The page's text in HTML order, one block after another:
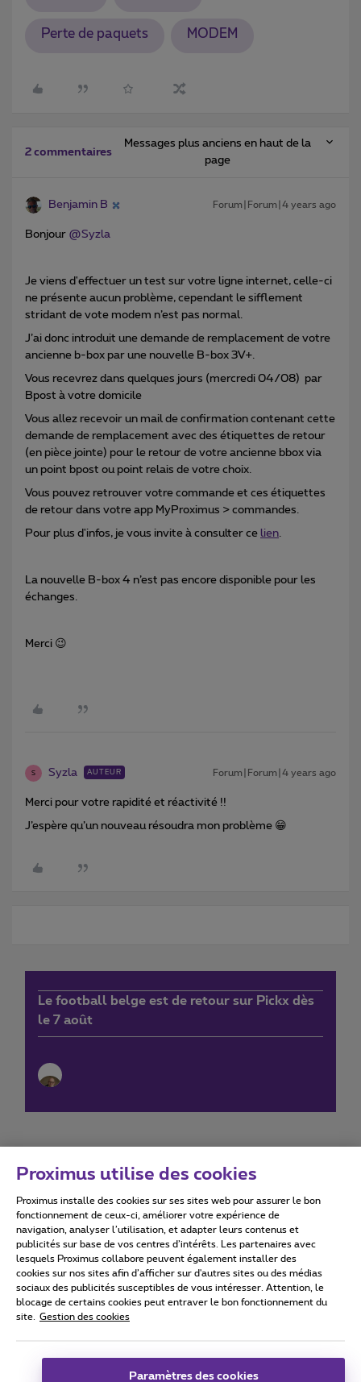
Perte de paquets MODEM
2 commentaires
Messages plus anciens en haut de la
page
Benjamin B Forum|Forum|4 years ago
Bonjour @Syzla
Je viens d'effectuer un test sur votre ligne internet, celle-ci
ne présente aucun problème, cependant le sifflement
stridant de vote modem n’est pas normal.
J’ai donc introduit une demande de remplacement de votre
ancienne b-box par une nouvelle B-box 3V+.
Vous recevrez dans quelques jours (mercredi 04/08) par
Bpost à votre domicile
Vous allez recevoir un mail de confirmation contenant cette
demande de remplacement avec des étiquettes de retour
(en pièce jointe) pour le retour de votre ancienne bbox via
un point bpost ou point relais de votre choix.
Vous pouvez retrouver votre commande et ces étiquettes
de retour dans votre app MyProximus > commandes.
Pour plus d'infos, je vous invite à consulter ce lien.
La nouvelle B-box 4 n’est pas encore disponible pour les
échanges.
Merci 😉
S Syzla AUTEUR Forum|Forum|4 years ago
Merci pour votre rapidité et réactivité !!
J’espère qu’un nouveau résoudra mon problème 😁
Le football belge est de retour sur Pickx dès
le 7 août
Conditions d'utilisation Accessibility statement
Tous droits réservés. © 2026
Conditions générales, info consommateur
Coordonnées de l’entreprise
Proximus utilise des cookies
Proximus installe des cookies sur ses sites web pour assurer le bon
fonctionnement de ceux-ci, améliorer votre expérience de
navigation, analyser l’utilisation, et adapter leurs contenus et
publicités sur base de vos centres d’intérêts. Les partenaires avec
lesquels Proximus collabore peuvent également installer des
cookies sur nos sites afin d’afficher sur d'autres sites ou des médias
sociaux des publicités susceptibles de vous intéresser. Attention, le
blocage de certains cookies peut entraver le bon fonctionnement du
site.
Gestion des cookies
Paramètres des cookies